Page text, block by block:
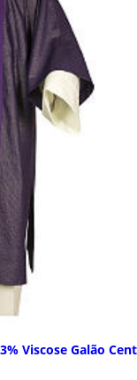
Viscose Galão